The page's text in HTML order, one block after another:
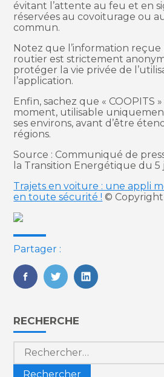
évitant l’attente au feu et en
réservées au covoiturage ou
commun.
Notez que l’information reçue
routier est strictement
protéger la vie privée de
l’application.
Enfin, sachez que « COOPITS
moment, utilisable
ses environs, avant d’être
régions.
Source : Communiqué de
la Transition Energétique du 5
Trajets en voiture : une appli
en toute sécurité ! © Copyright
Partager :
FaceBook
TwitterLinkedIn
Blog
sidebar
RECHERCHE
Rechercher :